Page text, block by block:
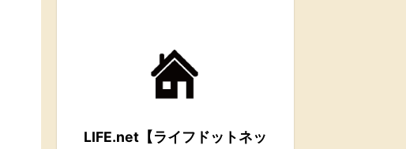
LIFE.net【ライフドットネッ